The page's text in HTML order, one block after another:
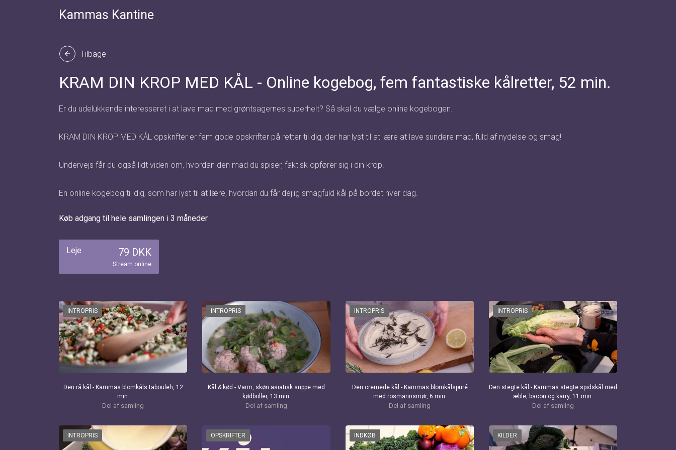
Kammas Kantine
arrow_back Tilbage
KRAM DIN KROP MED KÅL - Online kogebog, fem fantastiske kålretter, 52 min.
Er du udelukkende interesseret i at lave mad med grøntsagernes superhelt? Så skal du vælge online kogebogen.
KRAM DIN KROP MED KÅL opskrifter er fem gode opskrifter på retter til dig, der har lyst til at lære at lave sundere mad, fuld af nydelse og smag!
Undervejs får du også lidt viden om, hvordan den mad du spiser, faktisk opfører sig i din krop.
En online kogebog til dig, som har lyst til at lære, hvordan du får dejlig smagfuld kål på bordet hver dag.
Køb adgang til hele samlingen i 3 måneder
Leje 79 DKK
Stream online
INTROPRIS
Den rå kål - Kammas blomkåls tabouleh, 12
min.
Del af samling
INTROPRIS
Kål & kød - Varm, skøn asiatisk suppe med
kødboller, 13 min.
Del af samling
INTROPRIS
Den cremede kål - Kammas blomkålspuré
med rosmarinsmør, 6 min.
Del af samling
INTROPRIS
Den stegte kål - Kammas stegte spidskål med
æble, bacon og karry, 11 min.
Del af samling
INTROPRIS OPSKRIFTER INDKØB KILDER